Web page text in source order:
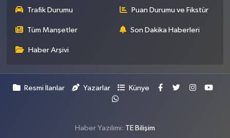
Trafik Durumu Puan Durumu ve Fikstür
Tüm Manşetler Son Dakika Haberleri
Haber Arşivi
Resmi İlanlar Yazarlar Künye
Haber Yazılımı: TE Bilişim